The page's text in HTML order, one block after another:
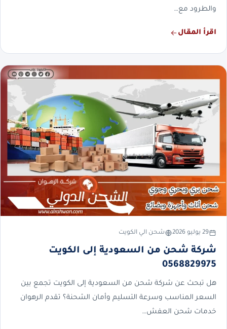
والطرود مع…
اقرأ المقال
29 يوليو 2026 شحن الي الكويت
شركة شحن من السعودية إلى الكويت
0568829975
هل تبحث عن شركة شحن من السعودية إلى الكويت تجمع بين
السعر المناسب وسرعة التسليم وأمان الشحنة؟ تقدم الرهوان
خدمات شحن العفش…